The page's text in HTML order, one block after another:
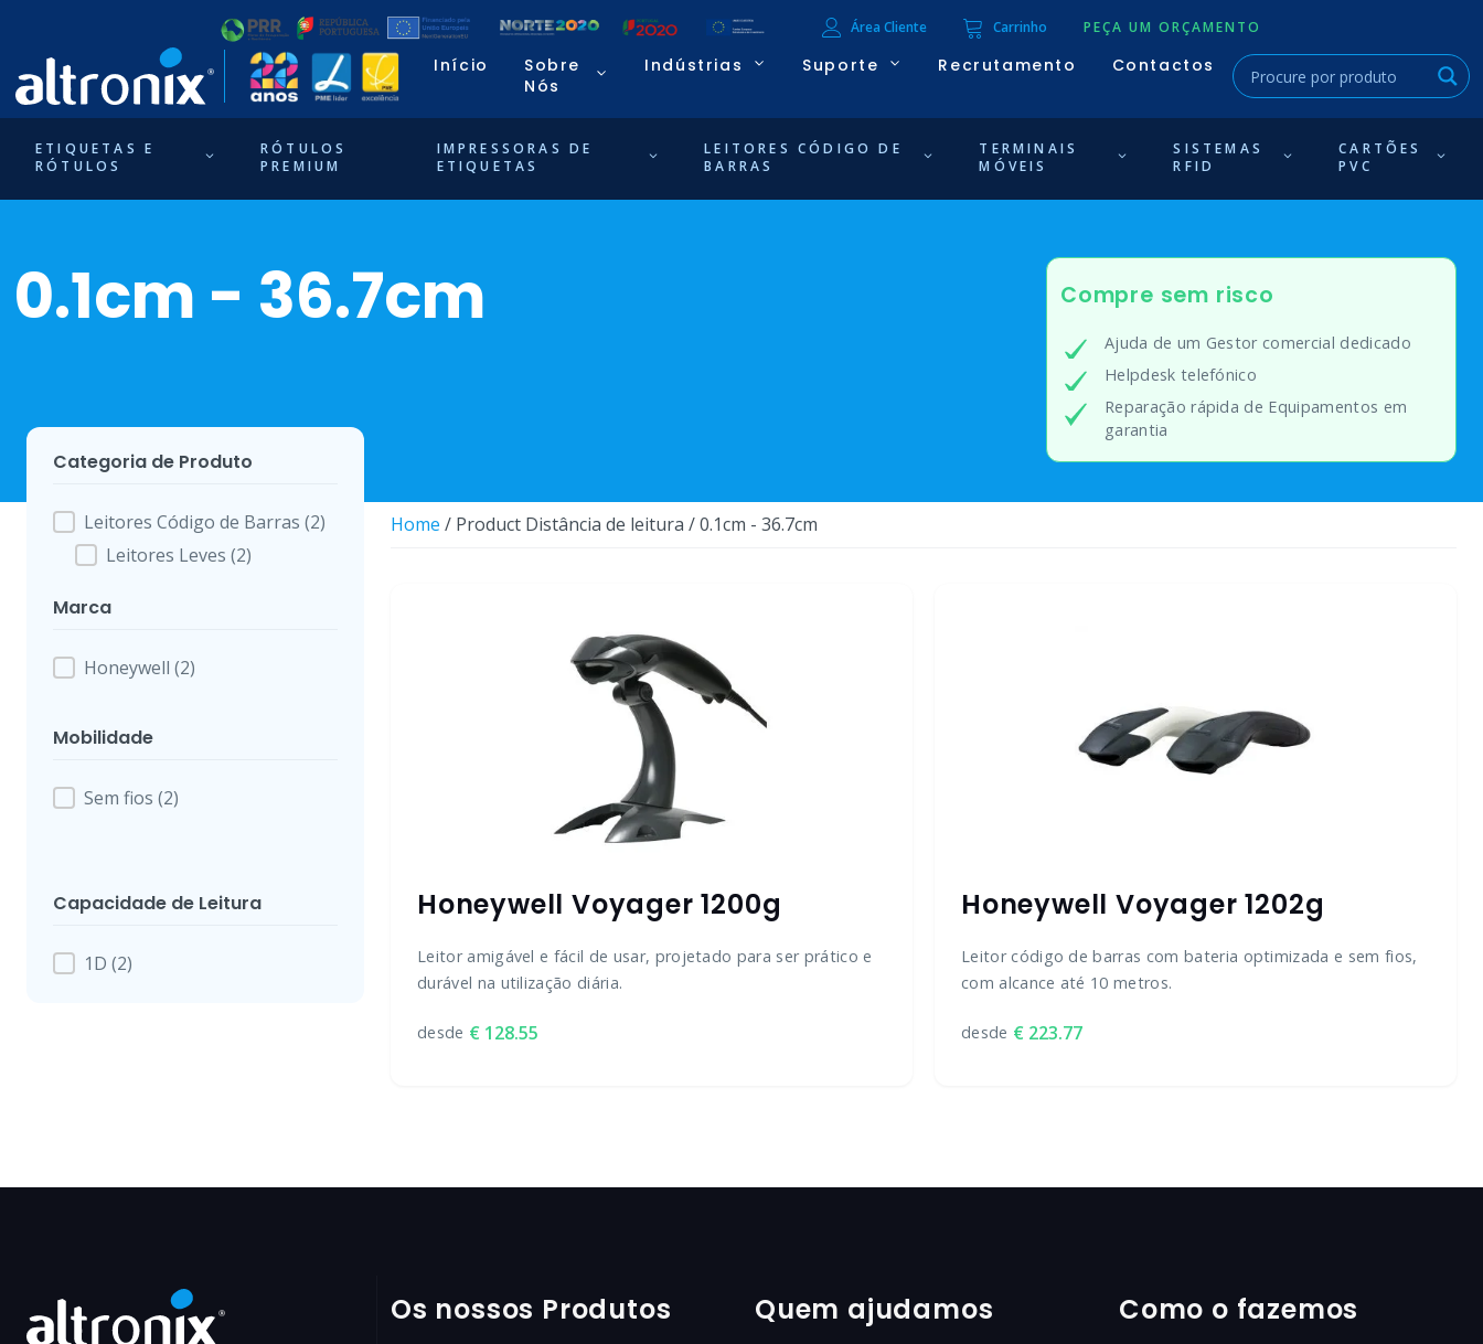
Área Cliente Carrinho PEÇA UM ORÇAMENTO
Início
Sobre
Nós
Indústrias Suporte Recrutamento Contactos
ETIQUETAS E
RÓTULOS
RÓTULOS
PREMIUM
IMPRESSORAS DE
ETIQUETAS
LEITORES CÓDIGO DE
BARRAS
TERMINAIS
MÓVEIS
SISTEMAS
RFID
CARTÕES
PVC
0.1cm - 36.7cm Compre sem risco
Ajuda de um Gestor comercial dedicado
Helpdesk telefónico
Reparação rápida de Equipamentos em
garantia
Categoria de Produto
Categoria de Produto
Leitores Código de Barras (2)
Leitores Leves (2)
Marca
MarcaHoneywell (2)
Mobilidade
Mobilidade
Sem fios (2)
Capacidade de Leitura
Capacidade de Leitura
1D (2)
Home / Product Distância de leitura / 0.1cm - 36.7cm
Honeywell Voyager 1200g
Leitor amigável e fácil de usar, projetado para ser prático e
durável na utilização diária.
desde 128.55
Honeywell Voyager 1202g
Leitor código de barras com bateria optimizada e sem fios,
com alcance até 10 metros.
desde 223.77
Os nossos Produtos Quem ajudamos Como o fazemos